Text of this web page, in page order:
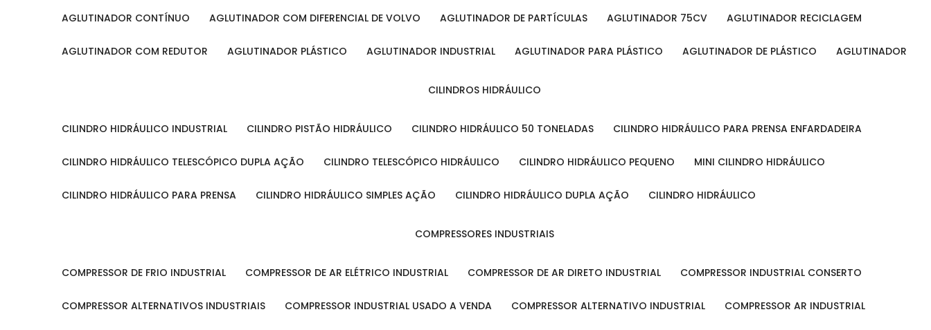
AGLUTINADOR CONTÍNUO AGLUTINADOR COM DIFERENCIAL DE VOLVO AGLUTINADOR DE PARTÍCULAS AGLUTINADOR 75CV AGLUTINADOR RECICLAGEM
AGLUTINADOR COM REDUTOR AGLUTINADOR PLÁSTICO AGLUTINADOR INDUSTRIAL AGLUTINADOR PARA PLÁSTICO AGLUTINADOR DE PLÁSTICO AGLUTINADOR
CILINDROS HIDRÁULICO
CILINDRO HIDRÁULICO INDUSTRIAL CILINDRO PISTÃO HIDRÁULICO CILINDRO HIDRÁULICO 50 TONELADAS CILINDRO HIDRÁULICO PARA PRENSA ENFARDADEIRA
CILINDRO HIDRÁULICO TELESCÓPICO DUPLA AÇÃO CILINDRO TELESCÓPICO HIDRÁULICO CILINDRO HIDRÁULICO PEQUENO MINI CILINDRO HIDRÁULICO
CILINDRO HIDRÁULICO PARA PRENSA CILINDRO HIDRÁULICO SIMPLES AÇÃO CILINDRO HIDRÁULICO DUPLA AÇÃO CILINDRO HIDRÁULICO
COMPRESSORES INDUSTRIAIS
COMPRESSOR DE FRIO INDUSTRIAL COMPRESSOR DE AR ELÉTRICO INDUSTRIAL COMPRESSOR DE AR DIRETO INDUSTRIAL COMPRESSOR INDUSTRIAL CONSERTO
COMPRESSOR ALTERNATIVOS INDUSTRIAIS COMPRESSOR INDUSTRIAL USADO A VENDA COMPRESSOR ALTERNATIVO INDUSTRIAL COMPRESSOR AR INDUSTRIAL